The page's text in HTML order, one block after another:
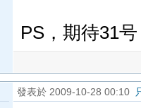
PS，期待31号
發表於 2009-10-28 00:10